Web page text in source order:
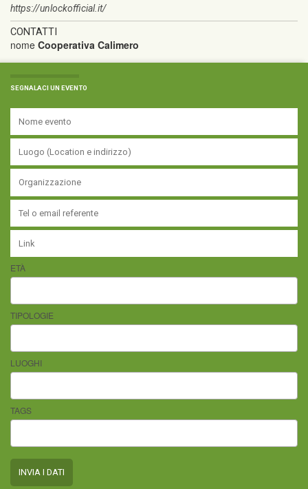
https://unlockofficial.it/
CONTATTI
nome Cooperativa Calimero
SEGNALACI UN EVENTO
ETÀ
TIPOLOGIE
LUOGHI
TAGS